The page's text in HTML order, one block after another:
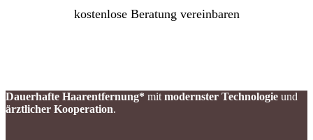
kostenlose Beratung vereinbaren
Dauerhafte Haarentfernung* mit modernster Technologie und
ärztlicher Kooperation.